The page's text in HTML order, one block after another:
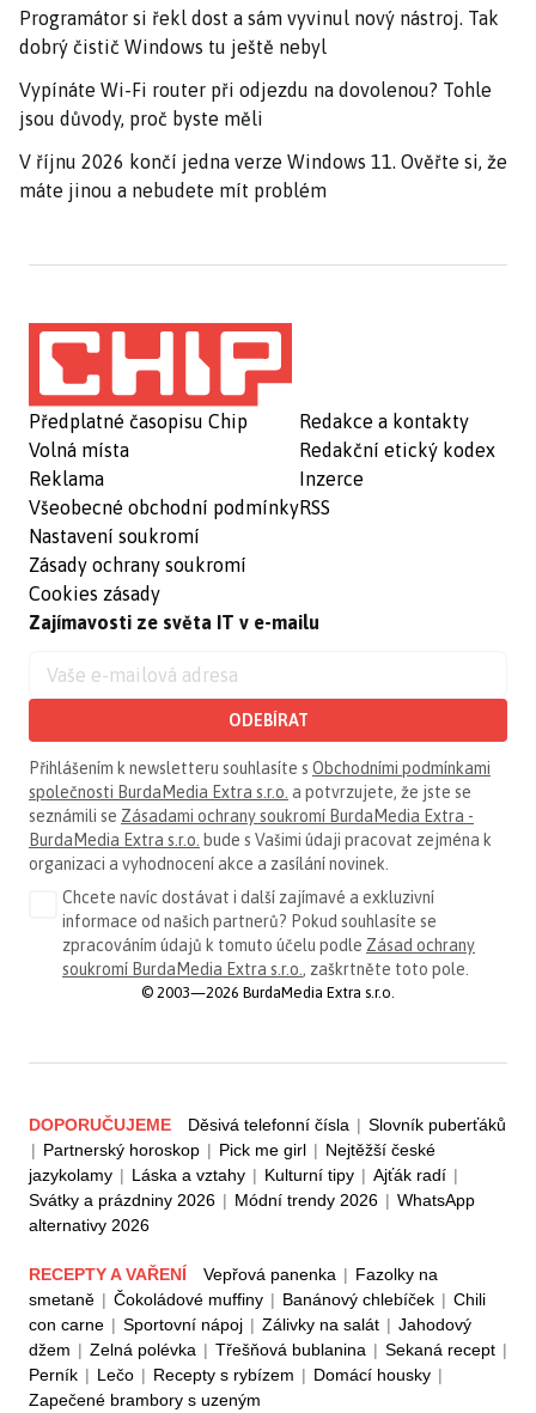
Programátor si řekl dost a sám vyvinul nový nástroj. Tak
dobrý čistič Windows tu ještě nebyl
Vypínáte Wi-Fi router při odjezdu na dovolenou? Tohle
jsou důvody, proč byste měli
V říjnu 2026 končí jedna verze Windows 11. Ověřte si, že
máte jinou a nebudete mít problém
Předplatné časopisu Chip
Volná místa
Reklama
Všeobecné obchodní podmínky
Nastavení soukromí
Zásady ochrany soukromí
Cookies zásady
Redakce a kontakty
Redakční etický kodex
Inzerce
RSS
Zajímavosti ze světa IT v e-mailu
ODEBÍRAT
Přihlášením k newsletteru souhlasíte s Obchodními podmínkami
společnosti BurdaMedia Extra s.r.o. a potvrzujete, že jste se
seznámili se Zásadami ochrany soukromí BurdaMedia Extra -
BurdaMedia Extra s.r.o. bude s Vašimi údaji pracovat zejména k
organizaci a vyhodnocení akce a zasílání novinek.
Chcete navíc dostávat i další zajímavé a exkluzivní
informace od našich partnerů? Pokud souhlasíte se
zpracováním údajů k tomuto účelu podle Zásad ochrany
soukromí BurdaMedia Extra s.r.o., zaškrtněte toto pole.
© 2003—2026 BurdaMedia Extra s.r.o.
DOPORUČUJEME Děsivá telefonní čísla | Slovník puberťáků
| Partnerský horoskop | Pick me girl | Nejtěžší české
jazykolamy | Láska a vztahy | Kulturní tipy | Ajťák radí |
Svátky a prázdniny 2026 | Módní trendy 2026 | WhatsApp
alternativy 2026
RECEPTY A VAŘENÍ Vepřová panenka | Fazolky na
smetaně | Čokoládové muffiny | Banánový chlebíček | Chili
con carne | Sportovní nápoj | Zálivky na salát | Jahodový
džem | Zelná polévka | Třešňová bublanina | Sekaná recept |
Perník | Lečo | Recepty s rybízem | Domácí housky |
Zapečené brambory s uzeným